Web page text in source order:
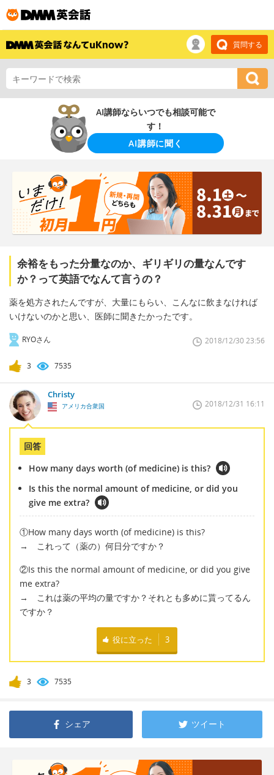
質問する
AI講師ならいつでも相談可能で
す！
AI講師に聞く
余裕をもった分量なのか、ギリギリの量なんです
か？って英語でなんて言うの？
薬を処方されたんですが、大量にもらい、こんなに飲まなければ
いけないのかと思い、医師に聞きたかったです。
RYOさん 2018/12/30 23:56
3 7535
Christy
アメリカ合衆国 2018/12/31 16:11
回答
How many days worth (of medicine) is this?
Is this the normal amount of medicine, or did you
give me extra?
①How many days worth (of medicine) is this?
→ これって（薬の）何日分ですか？
②Is this the normal amount of medicine, or did you give
me extra?
→ これは薬の平均の量ですか？それとも多めに貰ってるん
ですか？
役に立った 3
3 7535
シェア ツイート